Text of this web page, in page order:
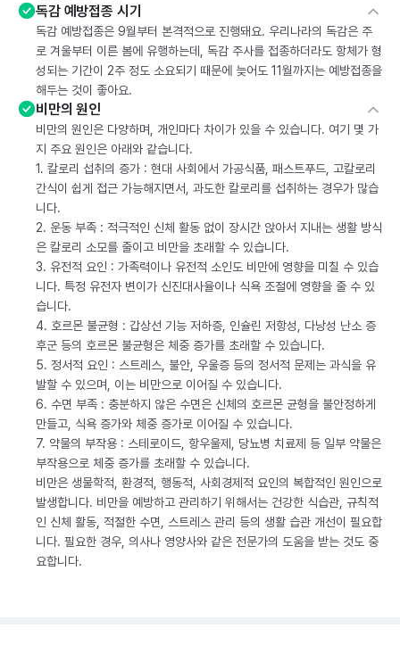
독감 예방접종 시기
독감 예방접종은 9월부터 본격적으로 진행돼요. 우리나라의 독감은 주
로 겨울부터 이른 봄에 유행하는데, 독감 주사를 접종하더라도 항체가 형
성되는 기간이 2주 정도 소요되기 때문에 늦어도 11월까지는 예방접종을
해두는 것이 좋아요.
비만의 원인
비만의 원인은 다양하며, 개인마다 차이가 있을 수 있습니다. 여기 몇 가
지 주요 원인은 아래와 같습니다.
1. 칼로리 섭취의 증가 : 현대 사회에서 가공식품, 패스트푸드, 고칼로리
간식이 쉽게 접근 가능해지면서, 과도한 칼로리를 섭취하는 경우가 많습
니다.
2. 운동 부족 : 적극적인 신체 활동 없이 장시간 앉아서 지내는 생활 방식
은 칼로리 소모를 줄이고 비만을 초래할 수 있습니다.
3. 유전적 요인 : 가족력이나 유전적 소인도 비만에 영향을 미칠 수 있습
니다. 특정 유전자 변이가 신진대사율이나 식욕 조절에 영향을 줄 수 있
습니다.
4. 호르몬 불균형 : 갑상선 기능 저하증, 인슐린 저항성, 다낭성 난소 증
후군 등의 호르몬 불균형은 체중 증가를 초래할 수 있습니다.
5. 정서적 요인 : 스트레스, 불안, 우울증 등의 정서적 문제는 과식을 유
발할 수 있으며, 이는 비만으로 이어질 수 있습니다.
6. 수면 부족 : 충분하지 않은 수면은 신체의 호르몬 균형을 불안정하게
만들고, 식욕 증가와 체중 증가로 이어질 수 있습니다.
7. 약물의 부작용 : 스테로이드, 항우울제, 당뇨병 치료제 등 일부 약물은
부작용으로 체중 증가를 초래할 수 있습니다.
비만은 생물학적, 환경적, 행동적, 사회경제적 요인의 복합적인 원인으로
발생합니다. 비만을 예방하고 관리하기 위해서는 건강한 식습관, 규칙적
인 신체 활동, 적절한 수면, 스트레스 관리 등의 생활 습관 개선이 필요합
니다. 필요한 경우, 의사나 영양사와 같은 전문가의 도움을 받는 것도 중
요합니다.